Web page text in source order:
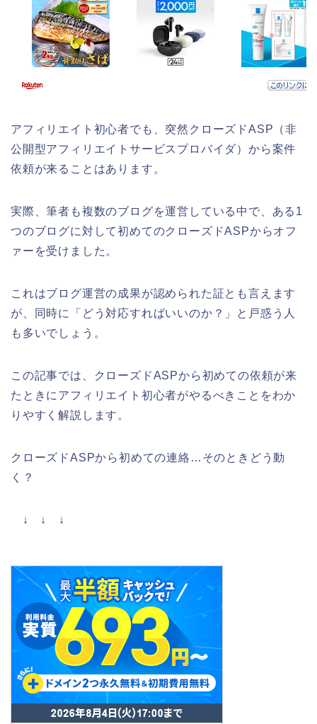
アフィリエイト初心者でも、突然クローズドASP（非
公開型アフィリエイトサービスプロバイダ）から案件
依頼が来ることはあります。
実際、筆者も複数のブログを運営している中で、ある1
つのブログに対して初めてのクローズドASPからオフ
ァーを受けました。
これはブログ運営の成果が認められた証とも言えます
が、同時に「どう対応すればいいのか？」と戸惑う人
も多いでしょう。
この記事では、クローズドASPから初めての依頼が来
たときにアフィリエイト初心者がやるべきことをわか
りやすく解説します。
クローズドASPから初めての連絡…そのときどう動
く？
↓ ↓ ↓